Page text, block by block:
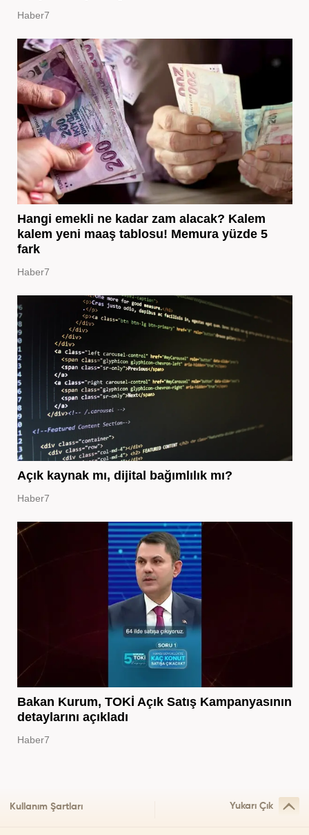
Haber7
Hangi emekli ne kadar zam alacak? Kalem
kalem yeni maaş tablosu! Memura yüzde 5
fark
Haber7
Açık kaynak mı, dijital bağımlılık mı?
Haber7
Bakan Kurum, TOKİ Açık Satış Kampanyasının
detaylarını açıkladı
Haber7
Kullanım Şartları Yukarı Çık